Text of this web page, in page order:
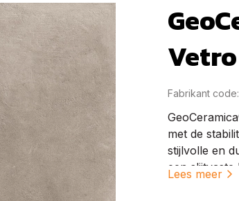
Fabrikant code:
met de
stijlvolle en
een
Lees meer